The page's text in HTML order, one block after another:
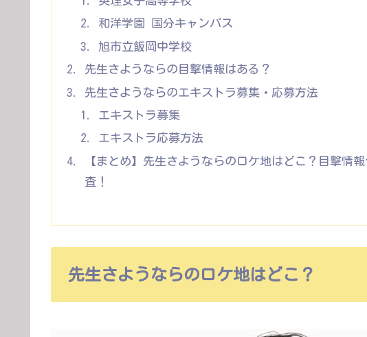
和洋学園 国分キャンパス
旭市立飯岡中学校
先生さようならの目撃情報はある？
先生さようならのエキストラ募集・応募方法
エキストラ募集
エキストラ応募方法
【まとめ】先生さようならのロケ地はどこ？目撃情
査！
先生さようならのロケ地はどこ？